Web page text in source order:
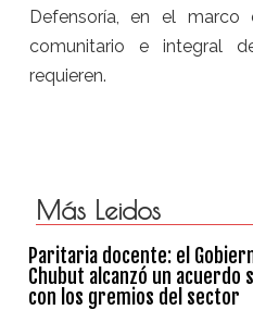
Defensoría, en el marco
comunitario e integral
requieren.
Más Leidos
Paritaria docente: el
Chubut alcanzó un acuerdo
con los gremios del sector